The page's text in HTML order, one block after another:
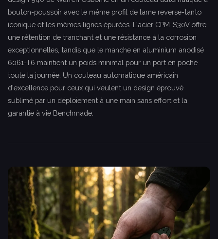
bouton-poussoir avec le même profil de lame reverse-tanto
iconique et les mêmes lignes épurées. L'acier CPM-S30V offre
une rétention de tranchant et une résistance à la corrosion
exceptionnelles, tandis que le manche en aluminium anodisé
6061-T6 maintient un poids minimal pour un port en poche
toute la journée. Un couteau automatique américain
d'excellence pour ceux qui veulent un design éprouvé
sublimé par un déploiement à une main sans effort et la
garantie à vie Benchmade.